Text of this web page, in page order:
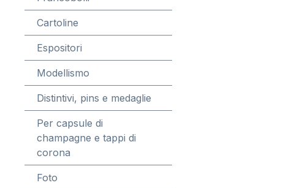
Cartoline
Espositori
Modellismo
Distintivi, pins e medaglie
Per capsule di
champagne e tappi di
corona
Foto